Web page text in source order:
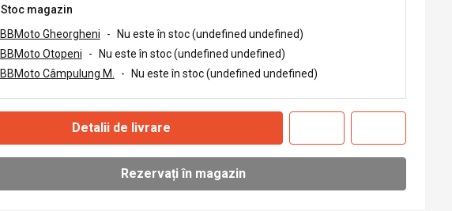
Stoc magazin
BBMoto Gheorgheni
-
Nu este în stoc (undefined undefined)
BBMoto Otopeni
-
Nu este în stoc (undefined undefined)
BBMoto Câmpulung M.
- Nu este în stoc (undefined undefined)
Detalii de livrare
Rezervați în magazin